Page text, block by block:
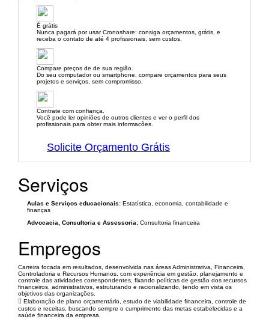
É grátis
Nunca pagará por usar Cronoshare: consiga orçamentos, grátis, e
receba o contato de até 4 profissionais, sem custos.
Compare preços de de sua região.
Do seu computador ou smartphone, compare orçamentos para seus
projetos e serviços, sem compromisso.
Contrate com confiança.
Você pode ler opiniões de outros clientes e ver o perfil dos
profissionais para obter mais informacões.
Solicite Orçamento Grátis
Serviços
Aulas e Serviços educacionais: Estatística, economia, contabilidade e
finanças
Advocacia, Consultoria e Assessoria: Consultoria financeira
Empregos
Carreira focada em resultados, desenvolvida nas áreas Administrativa, Financeira,
Controladoria e Recursos Humanos, com experiência em gestão, planejamento e
controle das atividades correspondentes, fixando políticas de gestão dos recursos
financeiros, administrativos, estruturando e racionalizando, tendo em vista os
objetivos das organizações.
 Elaboração de plano orçamentário, estudo de viabilidade financeira, controle de
custos e receitas, buscando sempre o cumprimento das metas estabelecidas e a
saúde financeira da empresa.